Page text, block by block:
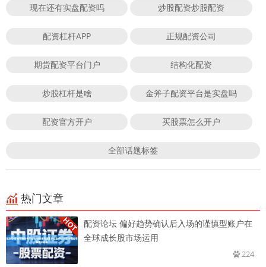
现在还有实盘配资吗 炒股配资炒股配资
配资杠杆APP 正规配资公司
期货配资平台门户 结构化配资
炒股杠杆是啥 金斧子配资平台是实盘吗
配资官方开户 买股票怎么开户
全部话题标签
热门文章
配资论坛 偏好趋势确认后入场的谨慎型账户在
全球成长股市场运用
224